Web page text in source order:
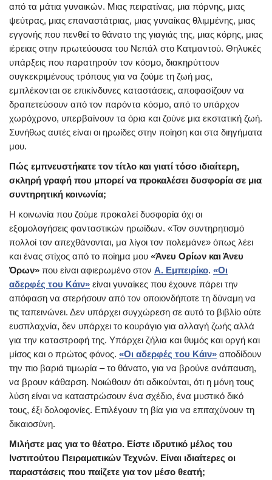
από τα μάτια γυναικών. Μιας πειρατίνας, μια πόρνης, μιας
ψεύτρας, μιας επαναστάτριας, μιας γυναίκας θλιμμένης, μιας
εγγονής που πενθεί το θάνατο της γιαγιάς της, μιας κόρης, μιας
ιέρειας στην πρωτεύουσα του Νεπάλ στο Κατμαντού. Θηλυκές
υπάρξεις που παρατηρούν τον κόσμο, διακηρύττουν
συγκεκριμένους τρόπους για να ζούμε τη ζωή μας,
εμπλέκονται σε επικίνδυνες καταστάσεις, αποφασίζουν να
δραπετεύσουν από τον παρόντα κόσμο, από το υπάρχον
χωρόχρονο, υπερβαίνουν τα όρια και ζούνε μια εκστατική ζωή.
Συνήθως αυτές είναι οι ηρωίδες στην ποίηση και στα διηγήματα
μου.
Πώς εμπνευστήκατε τον τίτλο και γιατί τόσο ιδιαίτερη,
σκληρή γραφή που μπορεί να προκαλέσει δυσφορία σε μια
συντηρητική κοινωνία;
Η κοινωνία που ζούμε προκαλεί δυσφορία όχι οι
εξομολογήσεις φανταστικών ηρωίδων. «Τον συντηρητισμό
πολλοί τον απεχθάνονται, μα λίγοι τον πολεμάνε» όπως λέει
και ένας στίχος από το ποίημα μου «Άνευ Ορίων και Άνευ
Όρων» που είναι αφιερωμένο στον Α. Εμπειρίκο. «Οι
αδερφές του Κάιν» είναι γυναίκες που έχουνε πάρει την
απόφαση να στερήσουν από τον οποιονδήποτε τη δύναμη να
τις ταπεινώνει. Δεν υπάρχει συγχώρεση σε αυτό το βιβλίο ούτε
ευσπλαχνία, δεν υπάρχει το κουράγιο για αλλαγή ζωής αλλά
για την καταστροφή της. Υπάρχει ζήλια και θυμός και οργή και
μίσος και ο πρώτος φόνος. «Οι αδερφές του Κάιν» αποδίδουν
την πιο βαριά τιμωρία – το θάνατο, για να βρούνε ανάπαυση,
να βρουν κάθαρση. Νοιώθουν ότι αδικούνται, ότι η μόνη τους
λύση είναι να καταστρώσουν ένα σχέδιο, ένα μυστικό δικό
τους, έξι δολοφονίες. Επιλέγουν τη βία για να επιταχύνουν τη
δικαιοσύνη.
Μιλήστε μας για το θέατρο. Είστε ιδρυτικό μέλος του
Ινστιτούτου Πειραματικών Τεχνών. Είναι ιδιαίτερες οι
παραστάσεις που παίζετε για τον μέσο θεατή;